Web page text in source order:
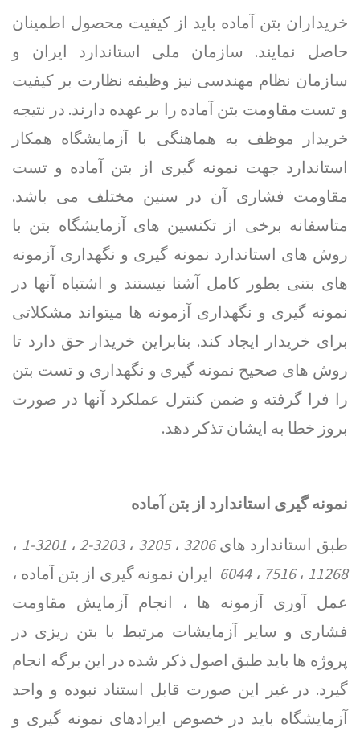
خریداران بتن آماده باید از کیفیت محصول اطمینان
حاصل نمایند. سازمان ملی استاندارد ایران و
سازمان نظام مهندسی نیز وظیفه نظارت بر کیفیت
و تست مقاومت بتن آماده را بر عهده دارند. در نتیجه
خریدار موظف به هماهنگی با آزمایشگاه همکار
استاندارد جهت نمونه گیری از بتن آماده و تست
مقاومت فشاری آن در سنین مختلف می باشد.
متاسفانه برخی از تکنسین های آزمایشگاه بتن با
روش های استاندارد نمونه گیری و نگهداری آزمونه
های بتنی بطور کامل آشنا نیستند و اشتباه آنها در
نمونه گیری و نگهداری آزمونه ها میتواند مشکلاتی
برای خریدار ایجاد کند. بنابراین خریدار حق دارد تا
روش های صحیح نمونه گیری و نگهداری و تست بتن
را فرا گرفته و ضمن کنترل عملکرد آنها در صورت
بروز خطا به ایشان تذکر دهد.
نمونه گیری استاندارد از بتن آماده
طبق استاندارد های3206 ،3205 ،3203-2 ،3201-1
،
11268 ،7516 ،6044 ایران نمونه گیری از بتن آماده ،
عمل آوری آزمونه ها ، انجام آزمایش مقاومت
فشاری و سایر آزمایشات مرتبط با بتن ریزی در
پروژه ها باید طبق اصول ذکر شده در این برگه انجام
گیرد. در غیر این صورت قابل استناد نبوده و واحد
آزمایشگاه باید در خصوص ایرادهای نمونه گیری و